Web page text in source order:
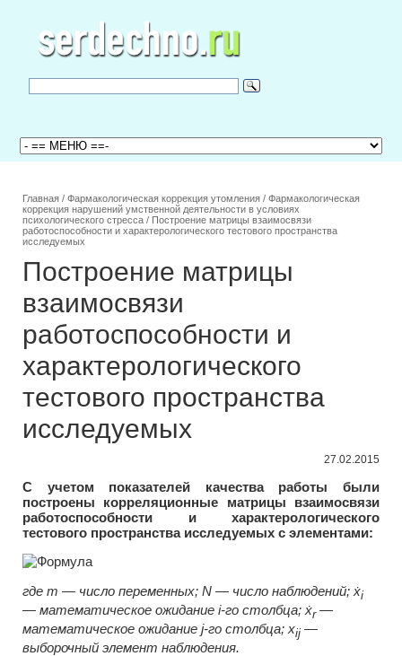
Главная / Фармакологическая коррекция утомления / Фармакологическая
коррекция нарушений умственной деятельности в условиях
психологического стресса / Построение матрицы взаимосвязи
работоспособности и характерологического тестового пространства
исследуемых
Построение матрицы
взаимосвязи
работоспособности и
характерологического
тестового пространства
исследуемых
27.02.2015
С учетом показателей качества работы были
построены корреляционные матрицы взаимосвязи
работоспособности и характерологического
тестового пространства исследуемых с элементами:
где m — число переменных; N — число наблюдений; ẋi
— математическое ожидание i-го столбца; ẋr—
математическое ожидание j-го столбца; хij —
выборочный элемент наблюдения.